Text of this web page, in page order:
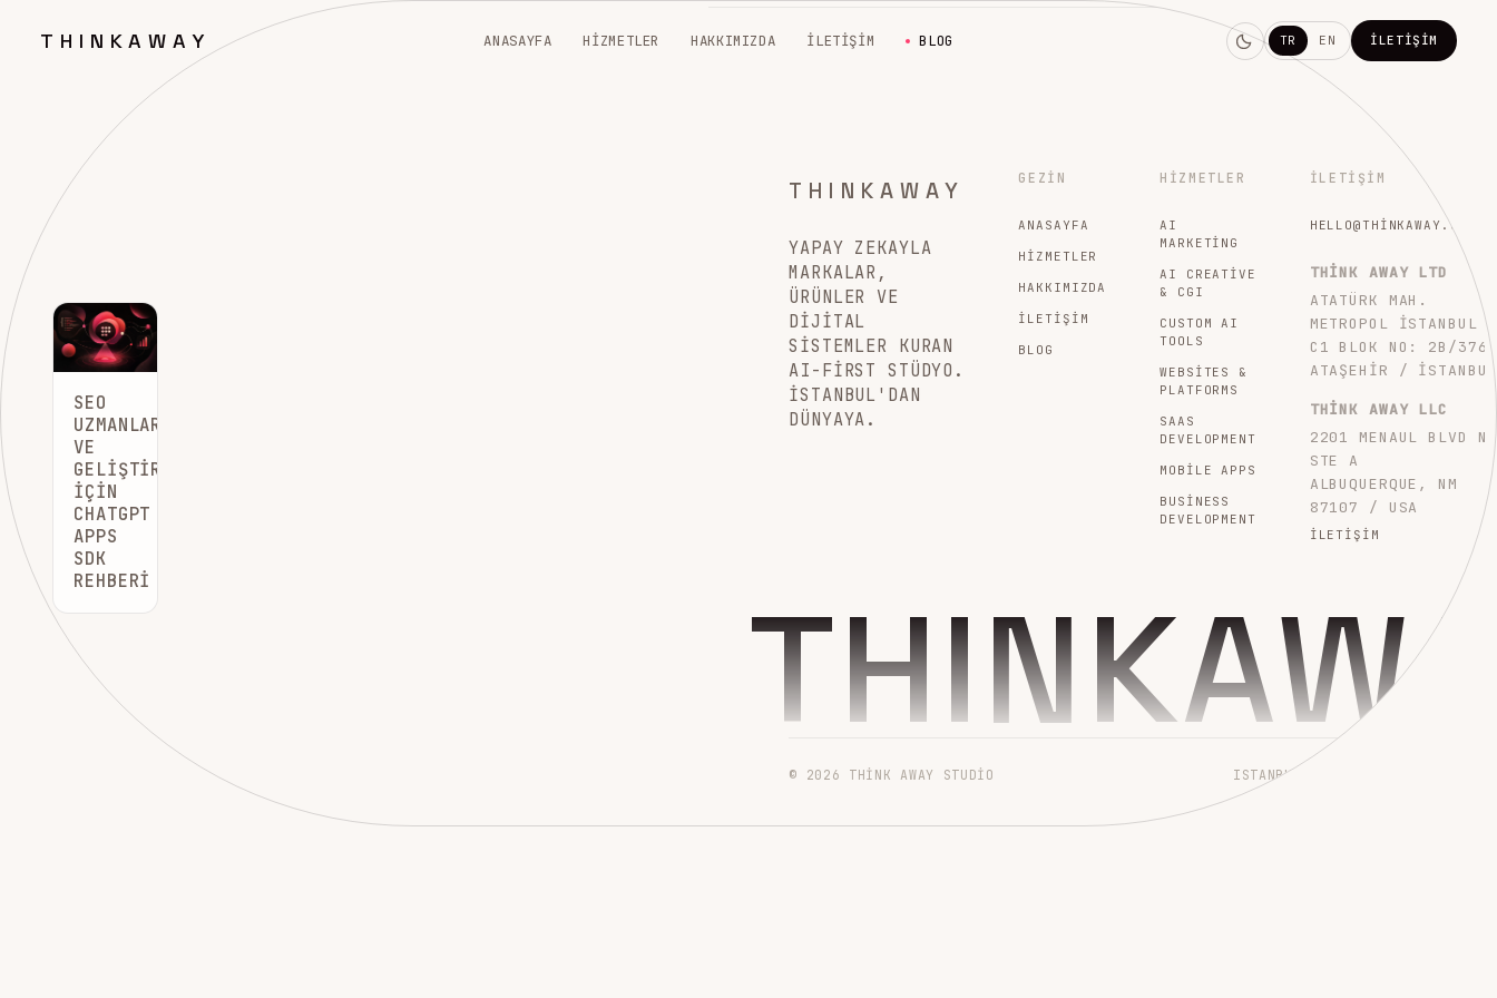
THINKAWAY ANASAYFA HIZMETLER HAKKIMIZDA İLETIŞIM BLOG TR EN İLETIŞIM
SEO
UZMANLARI
VE
GELIŞTIRICILER
İÇIN
CHATGPT
APPS
SDK
REHBERI
THINKAWAY
YAPAY ZEKAYLA
MARKALAR,
ÜRÜNLER VE
DIJITAL
SISTEMLER KURAN
AI-FIRST STÜDYO.
İSTANBUL'DAN
DÜNYAYA.
GEZIN
ANASAYFA
HIZMETLER
HAKKIMIZDA
İLETIŞIM
BLOG
HIZMETLER
AI
MARKETING
AI CREATIVE
& CGI
CUSTOM AI
TOOLS
WEBSITES &
PLATFORMS
SAAS
DEVELOPMENT
MOBILE APPS
BUSINESS
DEVELOPMENT
İLETIŞIM
THINK AWAY LTD
ATATÜRK MAH.
METROPOL İSTANBUL
C1 BLOK NO: 2B/376
ATAŞEHIR / İSTANBUL
THINK AWAY LLC
2201 MENAUL BLVD NE
STE A
ALBUQUERQUE, NM
87107 / USA
İLETIŞIM
© 2026 THINK AWAY STUDIO ISTANBUL → WORLDWIDE